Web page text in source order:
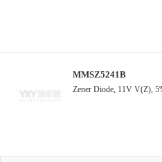
MMSZ5241B